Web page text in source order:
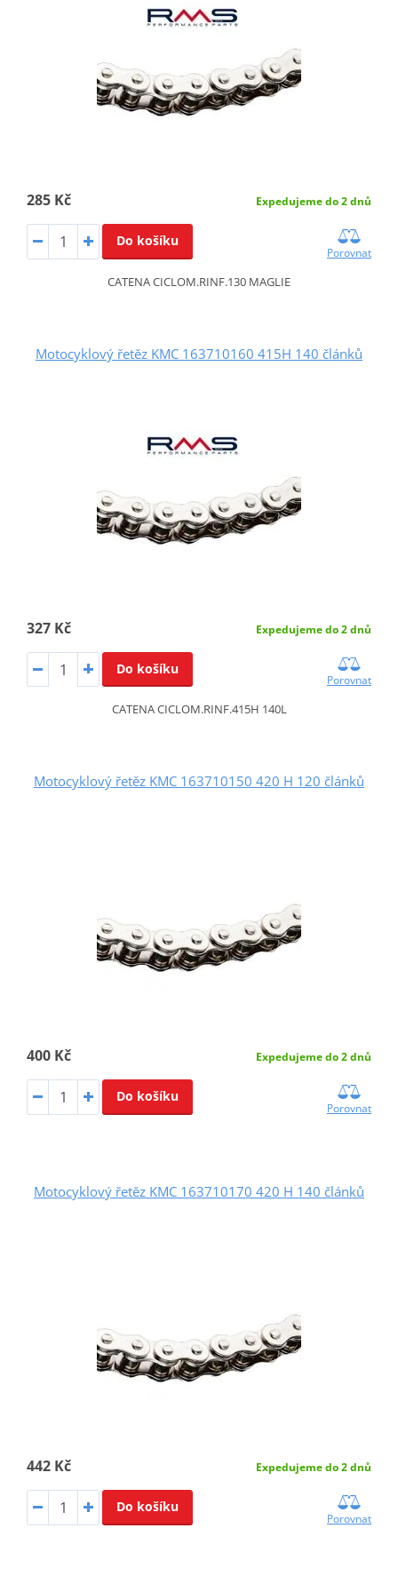
285 Kč Expedujeme do 2 dnů
Do košíku
Porovnat
CATENA CICLOM.RINF.130 MAGLIE
Motocyklový řetěz KMC 163710160 415H 140 článků
327 Kč Expedujeme do 2 dnů
Do košíku
Porovnat
CATENA CICLOM.RINF.415H 140L
Motocyklový řetěz KMC 163710150 420 H 120 článků
400 Kč Expedujeme do 2 dnů
Do košíku
Porovnat
Motocyklový řetěz KMC 163710170 420 H 140 článků
442 Kč Expedujeme do 2 dnů
Do košíku
Porovnat